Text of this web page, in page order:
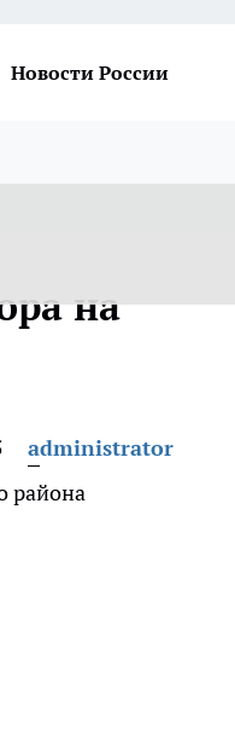
Новости России
на
administrator